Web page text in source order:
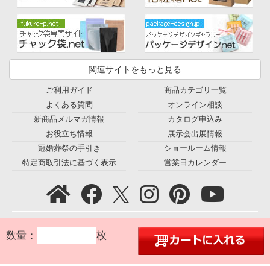
数量： 枚
関連サイトをもっと見る
ご利用ガイド
よくある質問
新商品メルマガ情報
お役立ち情報
冠婚葬祭の手引き
特定商取引法に基づく表示
商品カテゴリ一覧
オンライン相談
カタログ申込み
展示会出展情報
ショールーム情報
営業日カレンダー
お問合せ
採用情報｜
© 2005 Seiwa Co., Ltd. All Rights Reserved.